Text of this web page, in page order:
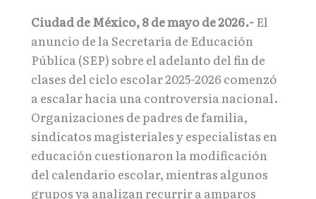
Ciudad de México, 8 de mayo de 2026.-El
anuncio de la Secretaría de Educación
Pública (SEP) sobre el adelanto del fin de
clases del ciclo escolar 2025-2026 comenzó
a escalar hacia una controversia nacional.
Organizaciones de padres de familia,
sindicatos magisteriales y especialistas en
educación cuestionaron la modificación
del calendario escolar, mientras algunos
grupos ya analizan recurrir a amparos